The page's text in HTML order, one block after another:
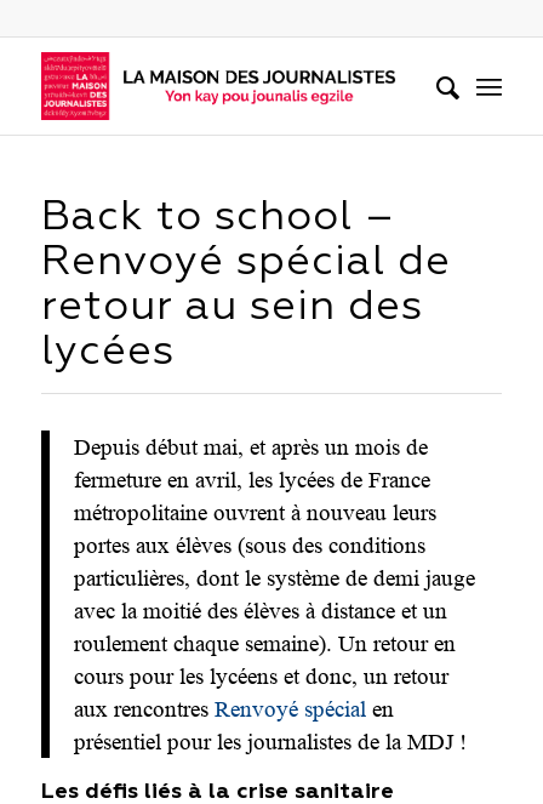
Back to school –
Renvoyé spécial de
retour au sein des
lycées
Depuis début mai, et après un mois de
fermeture en avril, les lycées de France
métropolitaine ouvrent à nouveau leurs
portes aux élèves (sous des conditions
particulières, dont le système de demi jauge
avec la moitié des élèves à distance et un
roulement chaque semaine). Un retour en
cours pour les lycéens et donc, un retour
aux rencontres Renvoyé spécial en
présentiel pour les journalistes de la MDJ !
Les défis liés à la crise sanitaire